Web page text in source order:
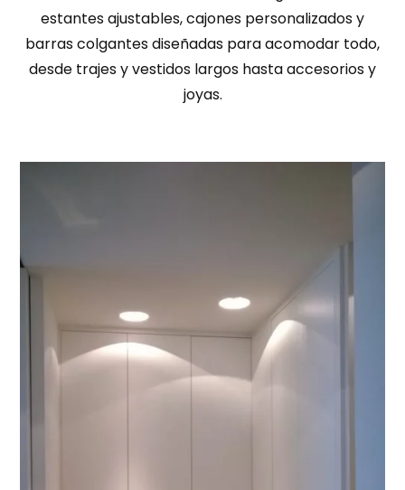
estantes ajustables, cajones personalizados y
barras colgantes diseñadas para acomodar todo,
desde trajes y vestidos largos hasta accesorios y
joyas.